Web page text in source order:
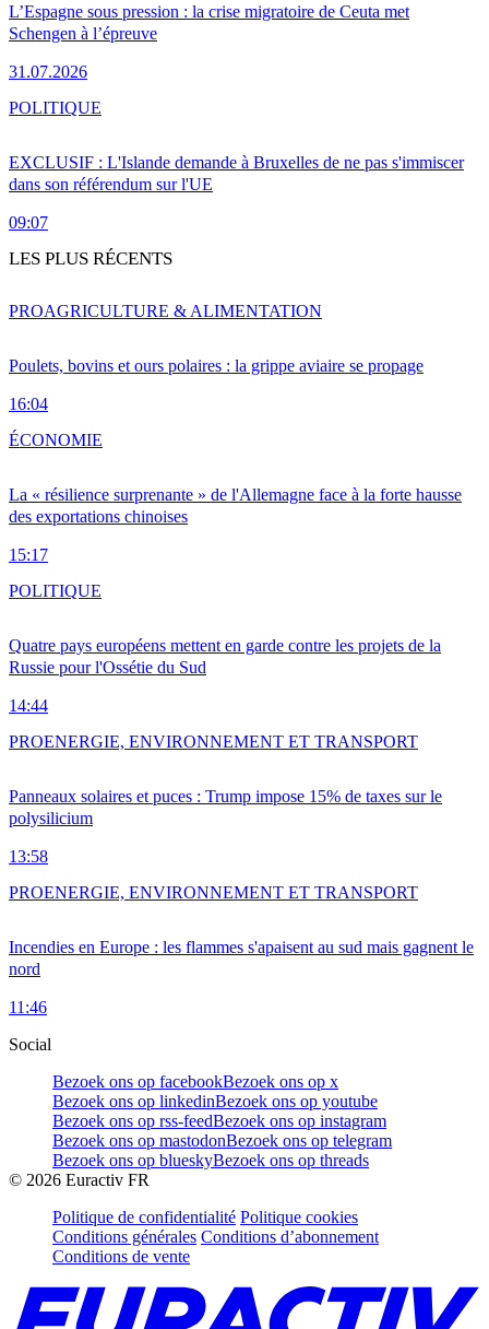
L’Espagne sous pression : la crise migratoire de Ceuta met
Schengen à l’épreuve
31.07.2026
EXCLUSIF : L'Islande demande à Bruxelles de ne pas s'immiscer
dans son référendum sur l'UE
09:07
POLITIQUE
LES PLUS RÉCENTS
Poulets, bovins et ours polaires : la grippe aviaire se propage
16:04
PROAGRICULTURE & ALIMENTATION
La « résilience surprenante » de l'Allemagne face à la forte hausse
des exportations chinoises
15:17
ÉCONOMIE
Quatre pays européens mettent en garde contre les projets de la
Russie pour l'Ossétie du Sud
14:44
POLITIQUE
Panneaux solaires et puces : Trump impose 15% de taxes sur le
polysilicium
13:58
PROENERGIE, ENVIRONNEMENT ET TRANSPORT
Incendies en Europe : les flammes s'apaisent au sud mais gagnent le
nord
11:46
PROENERGIE, ENVIRONNEMENT ET TRANSPORT
Social
Bezoek ons op facebookBezoek ons op x
Bezoek ons op linkedinBezoek ons op youtube
Bezoek ons op rss-feedBezoek ons op instagram
Bezoek ons op mastodonBezoek ons op telegram
Bezoek ons op blueskyBezoek ons op threads
© 2026 Euractiv FR
Politique de confidentialité Politique cookies
Conditions générales Conditions d’abonnement
Conditions de vente